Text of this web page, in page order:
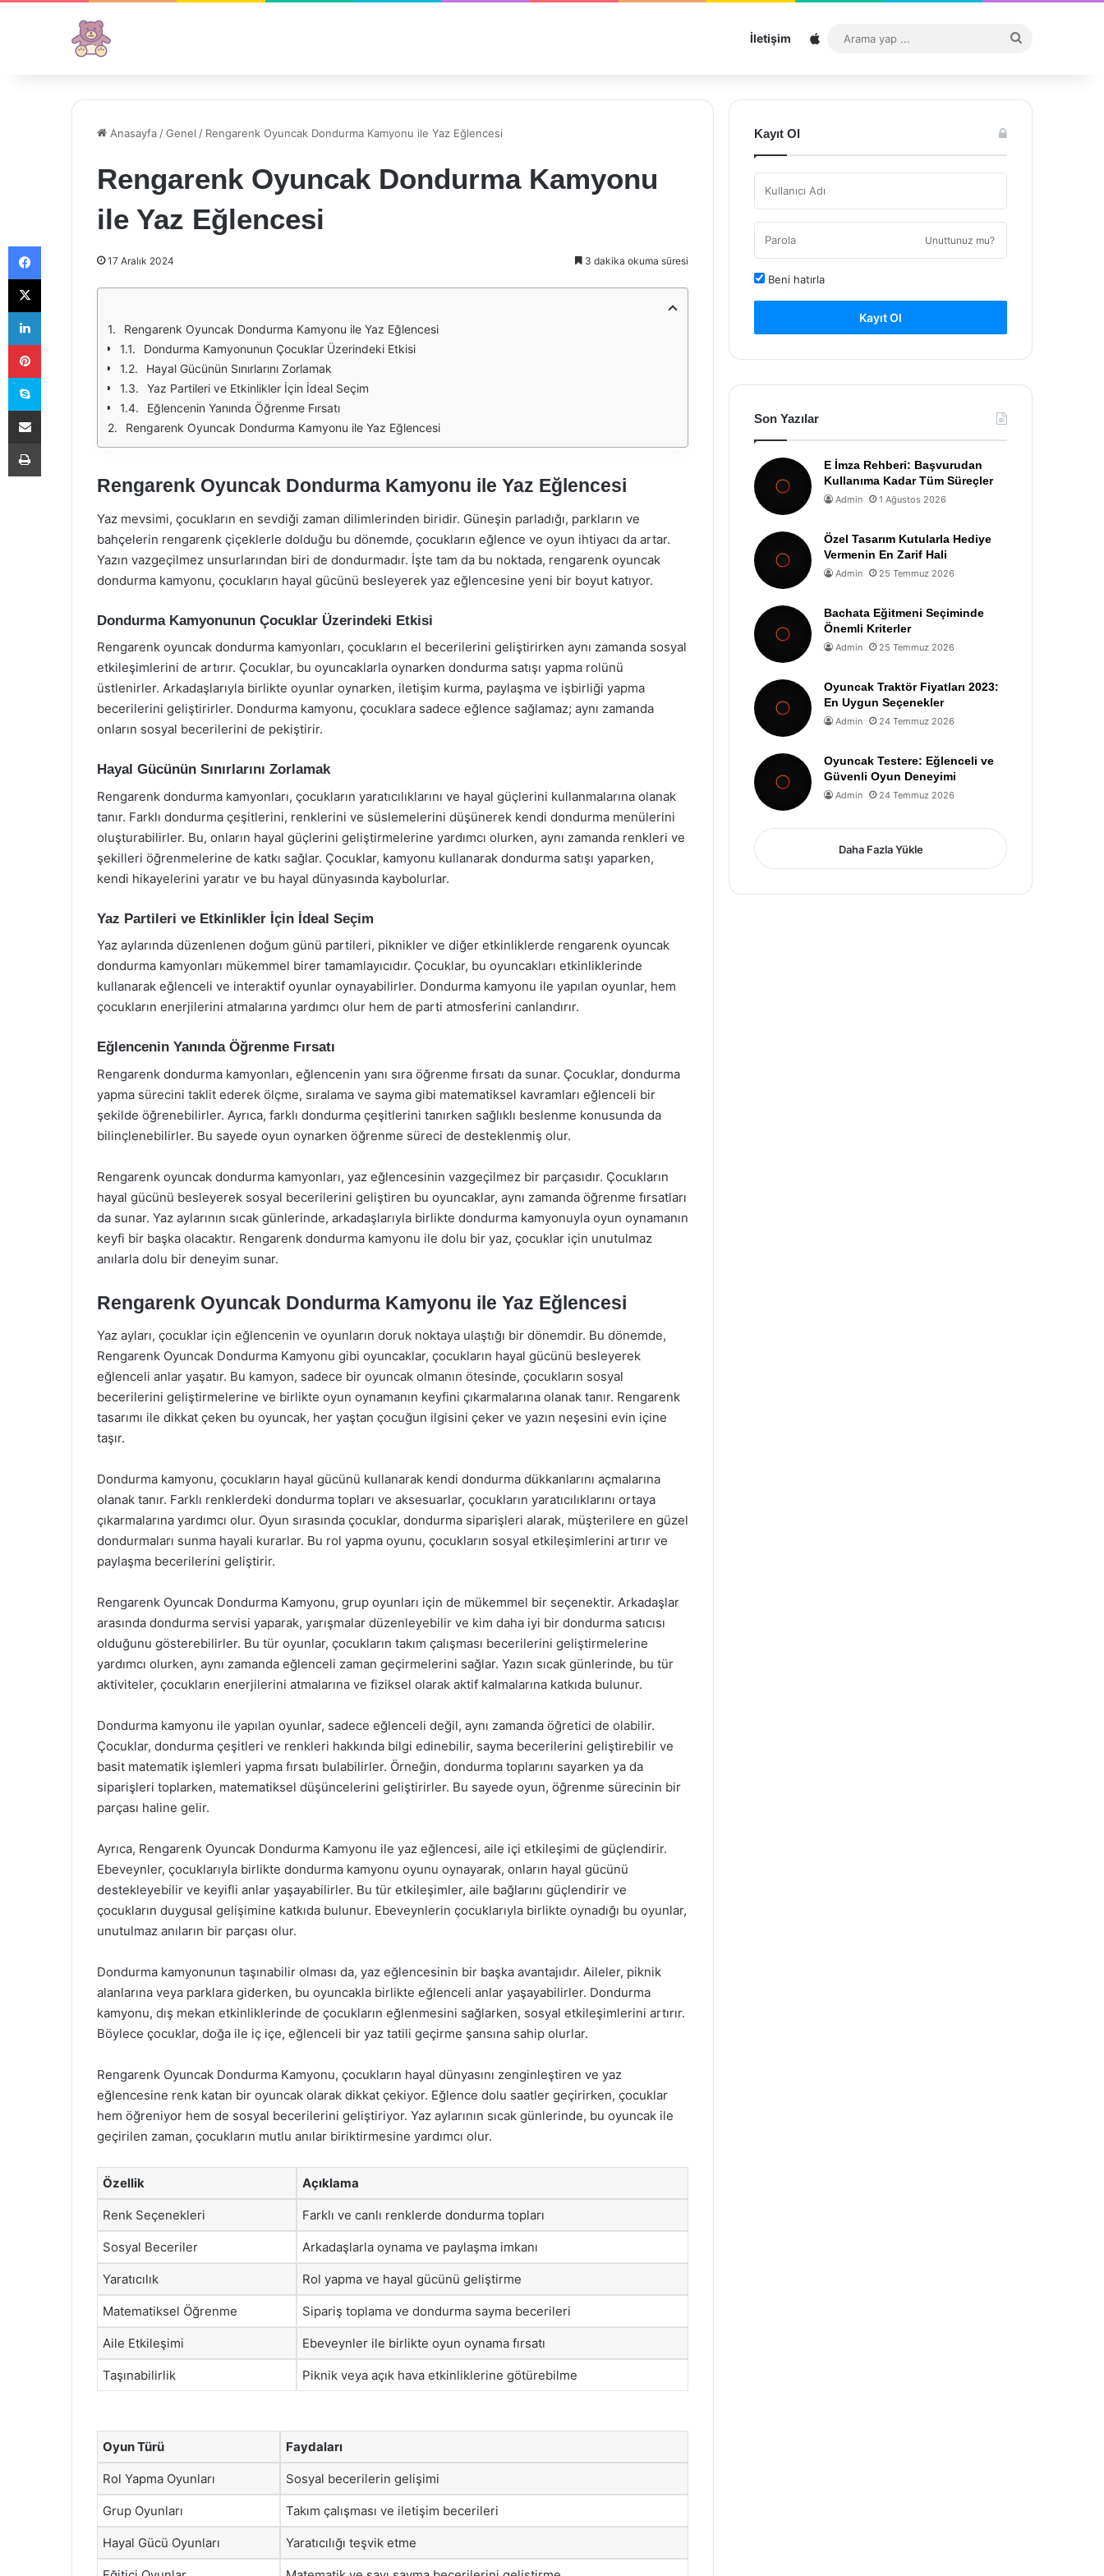
İletişim Sitemap
...
Anasayfa /Genel / Rengarenk Oyuncak Dondurma Kamyonu ile Yaz Eğlencesi
Rengarenk Oyuncak Dondurma Kamyonu
ile Yaz Eğlencesi
17 Aralık 2024 3 dakika okuma süresi
Rengarenk Oyuncak Dondurma Kamyonu ile Yaz Eğlencesi
Dondurma Kamyonunun Çocuklar Üzerindeki Etkisi
Hayal Gücünün Sınırlarını Zorlamak
Yaz Partileri ve Etkinlikler İçin İdeal Seçim
Eğlencenin Yanında Öğrenme Fırsatı
Rengarenk Oyuncak Dondurma Kamyonu ile Yaz Eğlencesi
Rengarenk Oyuncak Dondurma Kamyonu ile Yaz Eğlencesi
Yaz mevsimi, çocukların en sevdiği zaman dilimlerinden biridir. Güneşin parladığı, parkların ve
bahçelerin rengarenk çiçeklerle dolduğu bu dönemde, çocukların eğlence ve oyun ihtiyacı da artar.
Yazın vazgeçilmez unsurlarından biri de dondurmadır. İşte tam da bu noktada, rengarenk oyuncak
dondurma kamyonu, çocukların hayal gücünü besleyerek yaz eğlencesine yeni bir boyut katıyor.
Dondurma Kamyonunun Çocuklar Üzerindeki Etkisi
Rengarenk oyuncak dondurma kamyonları, çocukların el becerilerini geliştirirken aynı zamanda sosyal
etkileşimlerini de artırır. Çocuklar, bu oyuncaklarla oynarken dondurma satışı yapma rolünü
üstlenirler. Arkadaşlarıyla birlikte oyunlar oynarken, iletişim kurma, paylaşma ve işbirliği yapma
becerilerini geliştirirler. Dondurma kamyonu, çocuklara sadece eğlence sağlamaz; aynı zamanda
onların sosyal becerilerini de pekiştirir.
Hayal Gücünün Sınırlarını Zorlamak
Rengarenk dondurma kamyonları, çocukların yaratıcılıklarını ve hayal güçlerini kullanmalarına olanak
tanır. Farklı dondurma çeşitlerini, renklerini ve süslemelerini düşünerek kendi dondurma menülerini
oluşturabilirler. Bu, onların hayal güçlerini geliştirmelerine yardımcı olurken, aynı zamanda renkleri ve
şekilleri öğrenmelerine de katkı sağlar. Çocuklar, kamyonu kullanarak dondurma satışı yaparken,
kendi hikayelerini yaratır ve bu hayal dünyasında kaybolurlar.
Yaz Partileri ve Etkinlikler İçin İdeal Seçim
Yaz aylarında düzenlenen doğum günü partileri, piknikler ve diğer etkinliklerde rengarenk oyuncak
dondurma kamyonları mükemmel birer tamamlayıcıdır. Çocuklar, bu oyuncakları etkinliklerinde
kullanarak eğlenceli ve interaktif oyunlar oynayabilirler. Dondurma kamyonu ile yapılan oyunlar, hem
çocukların enerjilerini atmalarına yardımcı olur hem de parti atmosferini canlandırır.
Eğlencenin Yanında Öğrenme Fırsatı
Rengarenk dondurma kamyonları, eğlencenin yanı sıra öğrenme fırsatı da sunar. Çocuklar, dondurma
yapma sürecini taklit ederek ölçme, sıralama ve sayma gibi matematiksel kavramları eğlenceli bir
şekilde öğrenebilirler. Ayrıca, farklı dondurma çeşitlerini tanırken sağlıklı beslenme konusunda da
bilinçlenebilirler. Bu sayede oyun oynarken öğrenme süreci de desteklenmiş olur.
Rengarenk oyuncak dondurma kamyonları, yaz eğlencesinin vazgeçilmez bir parçasıdır. Çocukların
hayal gücünü besleyerek sosyal becerilerini geliştiren bu oyuncaklar, aynı zamanda öğrenme fırsatları
da sunar. Yaz aylarının sıcak günlerinde, arkadaşlarıyla birlikte dondurma kamyonuyla oyun oynamanın
keyfi bir başka olacaktır. Rengarenk dondurma kamyonu ile dolu bir yaz, çocuklar için unutulmaz
anılarla dolu bir deneyim sunar.
Rengarenk Oyuncak Dondurma Kamyonu ile Yaz Eğlencesi
Yaz ayları, çocuklar için eğlencenin ve oyunların doruk noktaya ulaştığı bir dönemdir. Bu dönemde,
Rengarenk Oyuncak Dondurma Kamyonu gibi oyuncaklar, çocukların hayal gücünü besleyerek
eğlenceli anlar yaşatır. Bu kamyon, sadece bir oyuncak olmanın ötesinde, çocukların sosyal
becerilerini geliştirmelerine ve birlikte oyun oynamanın keyfini çıkarmalarına olanak tanır. Rengarenk
tasarımı ile dikkat çeken bu oyuncak, her yaştan çocuğun ilgisini çeker ve yazın neşesini evin içine
taşır.
Dondurma kamyonu, çocukların hayal gücünü kullanarak kendi dondurma dükkanlarını açmalarına
olanak tanır. Farklı renklerdeki dondurma topları ve aksesuarlar, çocukların yaratıcılıklarını ortaya
çıkarmalarına yardımcı olur. Oyun sırasında çocuklar, dondurma siparişleri alarak, müşterilere en güzel
dondurmaları sunma hayali kurarlar. Bu rol yapma oyunu, çocukların sosyal etkileşimlerini artırır ve
paylaşma becerilerini geliştirir.
Rengarenk Oyuncak Dondurma Kamyonu, grup oyunları için de mükemmel bir seçenektir. Arkadaşlar
arasında dondurma servisi yaparak, yarışmalar düzenleyebilir ve kim daha iyi bir dondurma satıcısı
olduğunu gösterebilirler. Bu tür oyunlar, çocukların takım çalışması becerilerini geliştirmelerine
yardımcı olurken, aynı zamanda eğlenceli zaman geçirmelerini sağlar. Yazın sıcak günlerinde, bu tür
aktiviteler, çocukların enerjilerini atmalarına ve fiziksel olarak aktif kalmalarına katkıda bulunur.
Dondurma kamyonu ile yapılan oyunlar, sadece eğlenceli değil, aynı zamanda öğretici de olabilir.
Çocuklar, dondurma çeşitleri ve renkleri hakkında bilgi edinebilir, sayma becerilerini geliştirebilir ve
basit matematik işlemleri yapma fırsatı bulabilirler. Örneğin, dondurma toplarını sayarken ya da
siparişleri toplarken, matematiksel düşüncelerini geliştirirler. Bu sayede oyun, öğrenme sürecinin bir
parçası haline gelir.
Ayrıca, Rengarenk Oyuncak Dondurma Kamyonu ile yaz eğlencesi, aile içi etkileşimi de güçlendirir.
Ebeveynler, çocuklarıyla birlikte dondurma kamyonu oyunu oynayarak, onların hayal gücünü
destekleyebilir ve keyifli anlar yaşayabilirler. Bu tür etkileşimler, aile bağlarını güçlendirir ve
çocukların duygusal gelişimine katkıda bulunur. Ebeveynlerin çocuklarıyla birlikte oynadığı bu oyunlar,
unutulmaz anıların bir parçası olur.
Dondurma kamyonunun taşınabilir olması da, yaz eğlencesinin bir başka avantajıdır. Aileler, piknik
alanlarına veya parklara giderken, bu oyuncakla birlikte eğlenceli anlar yaşayabilirler. Dondurma
kamyonu, dış mekan etkinliklerinde de çocukların eğlenmesini sağlarken, sosyal etkileşimlerini artırır.
Böylece çocuklar, doğa ile iç içe, eğlenceli bir yaz tatili geçirme şansına sahip olurlar.
Rengarenk Oyuncak Dondurma Kamyonu, çocukların hayal dünyasını zenginleştiren ve yaz
eğlencesine renk katan bir oyuncak olarak dikkat çekiyor. Eğlence dolu saatler geçirirken, çocuklar
hem öğreniyor hem de sosyal becerilerini geliştiriyor. Yaz aylarının sıcak günlerinde, bu oyuncak ile
geçirilen zaman, çocukların mutlu anılar biriktirmesine yardımcı olur.
Özellik Açıklama
Renk Seçenekleri Farklı ve canlı renklerde dondurma topları
Sosyal Beceriler Arkadaşlarla oynama ve paylaşma imkanı
Yaratıcılık Rol yapma ve hayal gücünü geliştirme
Matematiksel Öğrenme Sipariş toplama ve dondurma sayma becerileri
Aile Etkileşimi Ebeveynler ile birlikte oyun oynama fırsatı
Taşınabilirlik Piknik veya açık hava etkinliklerine götürebilme
Oyun Türü Faydaları
Rol Yapma Oyunları Sosyal becerilerin gelişimi
Grup Oyunları Takım çalışması ve iletişim becerileri
Hayal Gücü Oyunları Yaratıcılığı teşvik etme
Kayıt Ol
Unuttunuz mu?
Beni hatırla
Kayıt Ol
Son Yazılar
E İmza Rehberi: Başvurudan
Kullanıma Kadar Tüm Süreçler
Admin 1 Ağustos 2026
Özel Tasarım Kutularla Hediye
Vermenin En Zarif Hali
Admin 25 Temmuz 2026
Bachata Eğitmeni Seçiminde
Önemli Kriterler
Admin 25 Temmuz 2026
Oyuncak Traktör Fiyatları 2023:
En Uygun Seçenekler
Admin 24 Temmuz 2026
Oyuncak Testere: Eğlenceli ve
Güvenli Oyun Deneyimi
Admin 24 Temmuz 2026
Daha Fazla Yükle
Facebook
X
LinkedIn
Pinterest
Skype
E-Posta ile paylaş